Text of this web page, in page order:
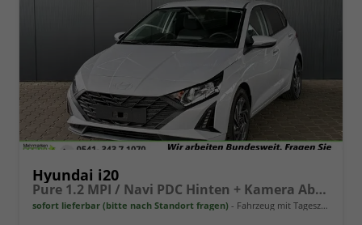
Hyundai i20
Pure 1.2 MPI / Navi PDC Hinten + Kamera Abgedunkelte Scheiben Tempomat Alu 16"
sofort lieferbar (bitte nach Standort fragen) Fahrzeug mit Tageszulassung